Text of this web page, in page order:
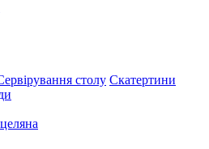
столу Скатертини